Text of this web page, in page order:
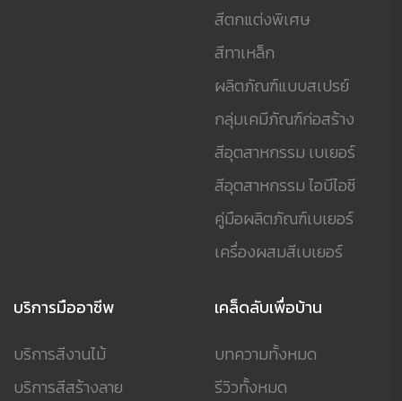
สีตกแต่งพิเศษ
สีทาเหล็ก
ผลิตภัณฑ์แบบสเปรย์
กลุ่มเคมีภัณฑ์ก่อสร้าง
สีอุตสาหกรรม เบเยอร์
สีอุตสาหกรรม ไอบีไอซี
คู่มือผลิตภัณฑ์เบเยอร์
เครื่องผสมสีเบเยอร์
บริการมืออาชีพ
บริการสีงานไม้
บริการสีสร้างลาย
เคล็ดลับเพื่อบ้าน
บทความทั้งหมด
รีวิวทั้งหมด